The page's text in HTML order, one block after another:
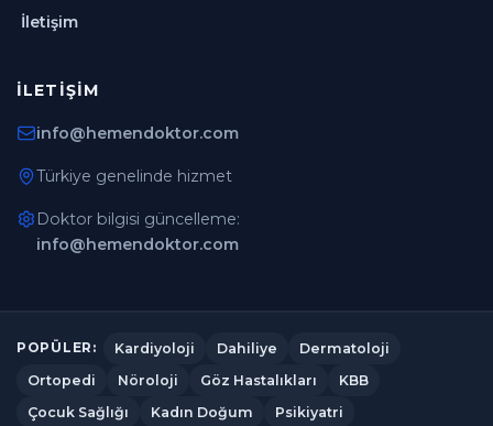
İletişim
İLETIŞIM
info@hemendoktor.com
Türkiye genelinde hizmet
Doktor bilgisi güncelleme:
info@hemendoktor.com
POPÜLER: Kardiyoloji Dahiliye
Dermatoloji
Ortopedi
Nöroloji Göz Hastalıkları
KBB
Çocuk Sağlığı
Kadın Doğum Psikiyatri